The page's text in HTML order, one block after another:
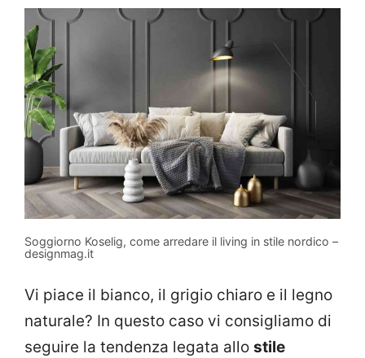
Soggiorno Koselig, come arredare il living in stile nordico –
designmag.it
Vi piace il bianco, il grigio chiaro e il legno
naturale? In questo caso vi consigliamo di
seguire la tendenza legata allo stile